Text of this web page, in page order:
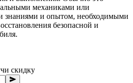
механиками или
знаниями и опытом, необходимыми
безопасной и
скидку